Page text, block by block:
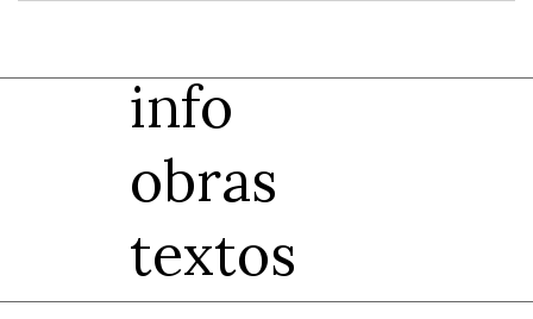
info
obras
textos